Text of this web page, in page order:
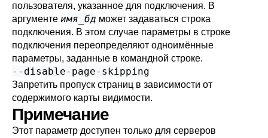
пользователя, указанное для подключения. В
аргументе имя_бд может задаваться строка
подключения. В этом случае параметры в строке
подключения переопределяют одноимённые
параметры, заданные в командной строке.
--disable-page-skipping
Запретить пропуск страниц в зависимости от
содержимого карты видимости.
Примечание
Этот параметр доступен только для серверов